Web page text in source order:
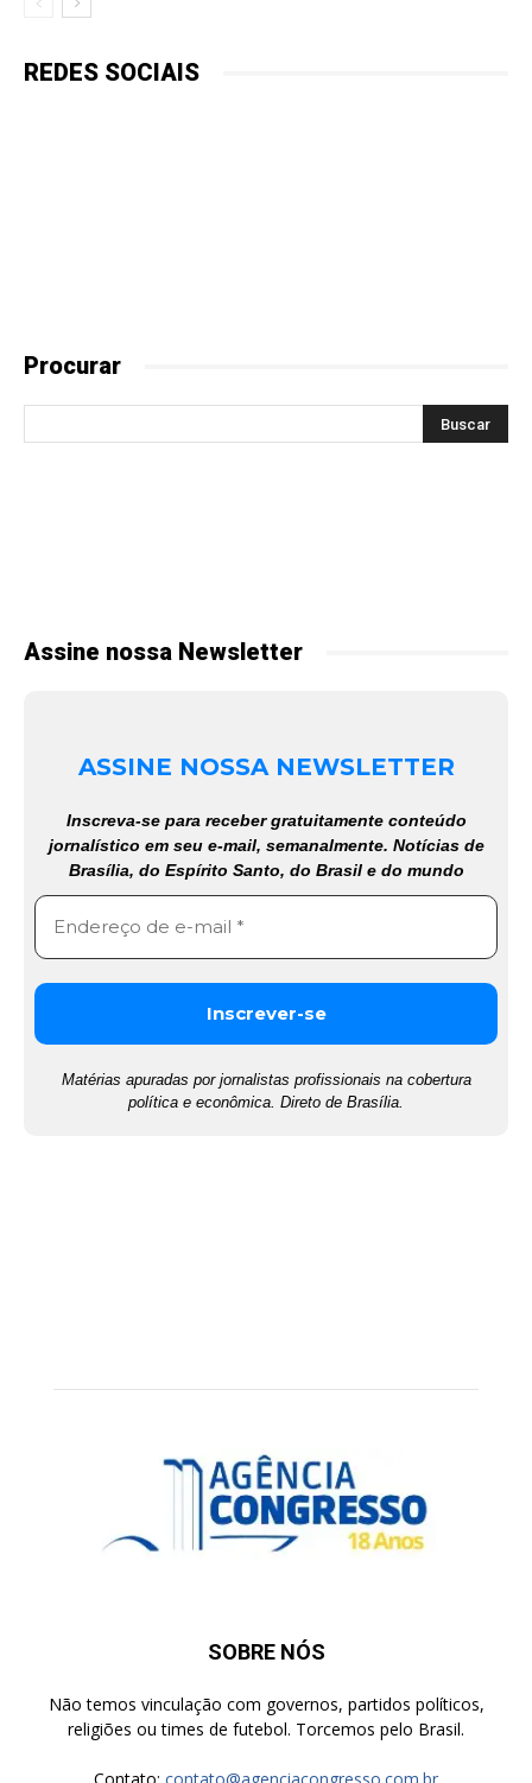
REDES SOCIAIS
Procurar
Assine nossa Newsletter
ASSINE NOSSA NEWSLETTER
Inscreva-se para receber gratuitamente conteúdo
jornalístico em seu e-mail, semanalmente. Notícias de
Brasília, do Espírito Santo, do Brasil e do mundo
Matérias apuradas por jornalistas profissionais na cobertura
política e econômica. Direto de Brasília.
SOBRE NÓS
Não temos vinculação com governos, partidos políticos,
religiões ou times de futebol. Torcemos pelo Brasil.